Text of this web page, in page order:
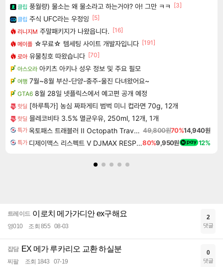
클립 풍월량) 물소는 왜 물소라고 하는거야? 아! 그만 ㅋㅋ [3]
클립 주식 UFC라는 우정잉 [5]
리니지M 주말패키지가 나왔읍니다. [16]
메이플 ☆무료☆ 템세팅 사이트 개발자입니다 [191]
로아 유물칭호 따왔습니다 [70]
아스오라 아키츠 아키나 성우 정보 및 주요 필모
여행 7월~8월 부산-단양-충주-울진 다녀왔어요~
GTA6 8월 28일 넷플릭스에서 예고편 공개 예정
핫딜 [하루특가] 농심 짜파게티 범벅 미니 컵라면 70g, 12개
핫딜 믈레코비타 3.5% 멸균우유, 250ml, 12개, 1개
특가 옥토패스 트래블러 II Octopath Traveler II 49,800원70%14,940원
특가 디제이맥스 리스펙트 V DJMAX RESPECT V80%9,950원 12%
트레이드 이로치 메가가디안 ex구해요
영010 조회 855 08-03
2
댓글
잡담 EX 메가 루카리오 교환 하실분
찌팔 조회 1843 07-19
0
댓글